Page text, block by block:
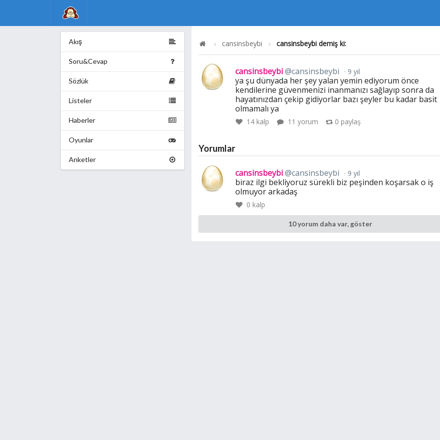
Akış
Soru&Cevap
Sözlük
Listeler
Haberler
Oyunlar
Anketler
cansinsbeybi cansinsbeybi demiş ki:
cansinsbeybi@cansinsbeybi 9 yıl
ya şu dünyada her şey yalan yemin ediyorum önce
kendilerine güvenmenizi inanmanızı sağlayıp sonra da
hayatınızdan çekip gidiyorlar bazı şeyler bu kadar basit
olmamalı ya
14 kalp 11 yorum 0 paylaş
Yorumlar
cansinsbeybi@cansinsbeybi 9 yıl
biraz ilgi bekliyoruz sürekli biz peşinden koşarsak o iş
olmuyor arkadaş
0 kalp
10 yorum daha var, göster